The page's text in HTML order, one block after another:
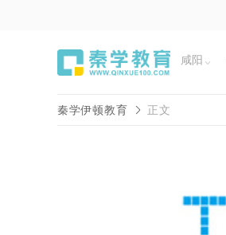
咸阳
秦学伊顿教育 正文